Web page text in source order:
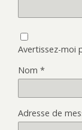
Avertissez-moi
Nom *
Adresse de